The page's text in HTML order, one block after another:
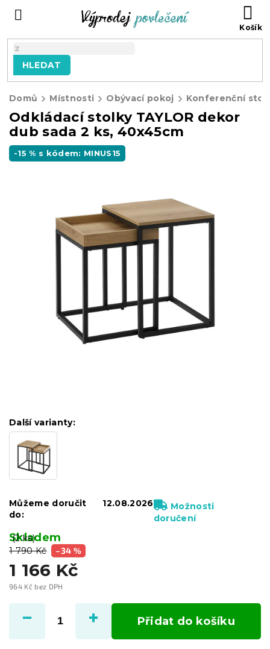
HLEDAT
Domů Místnosti Obývací pokoj Konferenční
Odkládací stolky TAYLOR dekor
dub sada 2 ks, 40x45cm
-15 % s kódem: MINUS15
1 790 Kč –34 %
1 166 Kč
964 Kč bez DPH
cena:
Skladem
(2 ks)
Další varianty:
Můžeme doručit
do:
12.08.2026
Možnosti
doručení
Přidat do košíku